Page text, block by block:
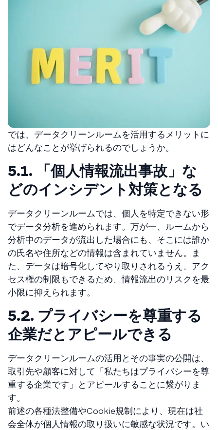
では、データクリーンルームを活用するメリットに
はどんなことが挙げられるのでしょうか。
5.1. 「個人情報流出事故」な
どのインシデント対策となる
データクリーンルームでは、個人を特定できない形
でデータ分析を進められます。万が一、ルームから
分析中のデータが流出した場合にも、そこには誰か
の氏名や住所などの情報は含まれていません。ま
た、データは暗号化してやり取りされるうえ、アク
セス権の制限もできるため、情報流出のリスクを最
小限に抑えられます。
5.2. プライバシーを尊重する
企業だとアピールできる
データクリーンルームの活用とその事実の公開は、
取引先や顧客に対して「私たちはプライバシーを尊
重する企業です」とアピールすることに繋がりま
す。
前述の各種法整備やCookie規制により、現在は社
会全体が個人情報の取り扱いに敏感な状況です。い